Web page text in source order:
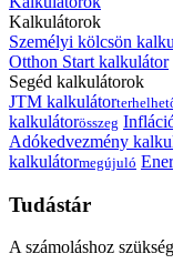
Kalkulátorok
Személyi kölcsön
Otthon Start kalkulátor
Segéd kalkulátorok
JTM kalkulátor
kalkulátorösszeg
Adókedvezmény
kalkulátormegújuló
Tudástár
A számoláshoz